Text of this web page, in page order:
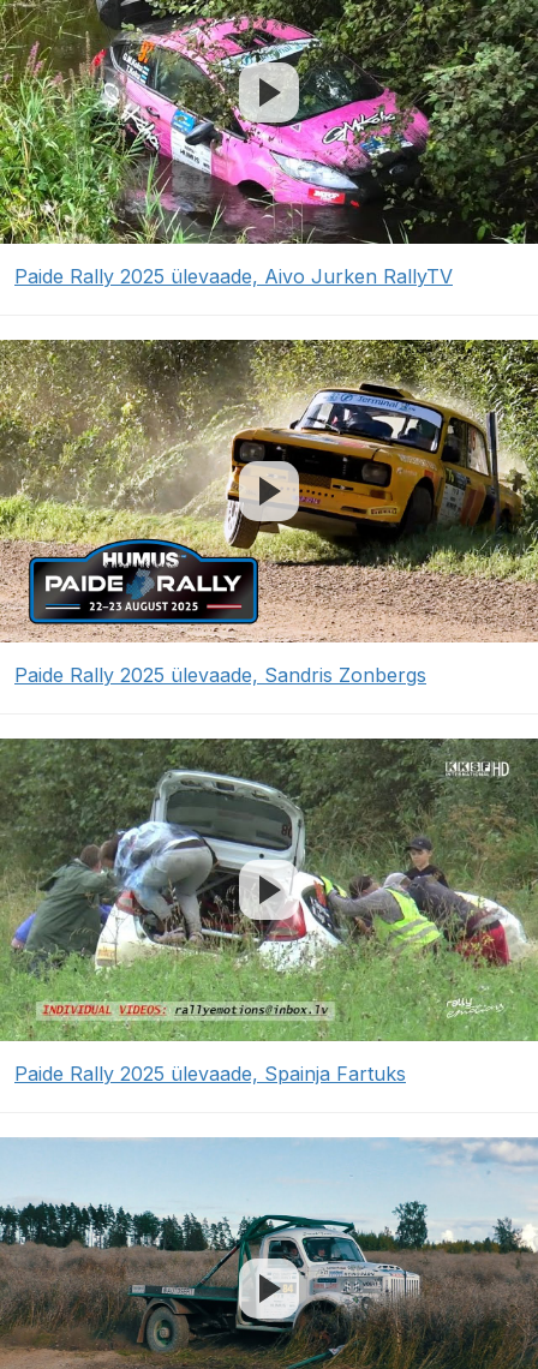
Paide Rally 2025 ülevaade, Aivo Jurken RallyTV
Paide Rally 2025 ülevaade, Sandris Zonbergs
Paide Rally 2025 ülevaade, Spainja Fartuks